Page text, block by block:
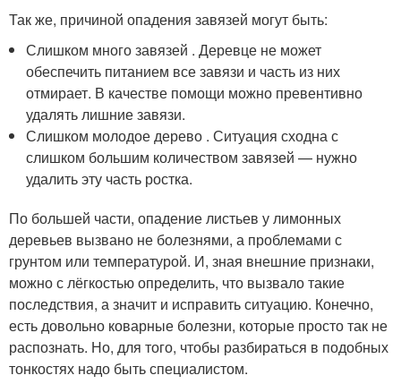
Так же, причиной опадения завязей могут быть:
Слишком много завязей . Деревце не может
обеспечить питанием все завязи и часть из них
отмирает. В качестве помощи можно превентивно
удалять лишние завязи.
Слишком молодое дерево . Ситуация сходна с
слишком большим количеством завязей — нужно
удалить эту часть ростка.
По большей части, опадение листьев у лимонных
деревьев вызвано не болезнями, а проблемами с
грунтом или температурой. И, зная внешние признаки,
можно с лёгкостью определить, что вызвало такие
последствия, а значит и исправить ситуацию. Конечно,
есть довольно коварные болезни, которые просто так не
распознать. Но, для того, чтобы разбираться в подобных
тонкостях надо быть специалистом.